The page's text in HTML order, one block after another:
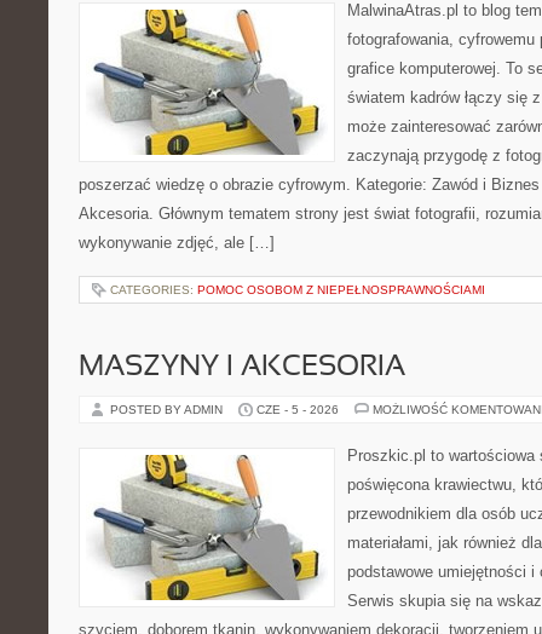
MalwinaAtras.pl to blog
fotografowania, cyfrowemu
grafice komputerowej. To
światem kadrów łączy się
może zainteresować
zaczynają przygodę z
poszerzać wiedzę o obrazie cyfrowym. Kategorie: Zawód i
Akcesoria. Głównym tematem strony jest świat fotografii,
wykonywanie zdjęć, ale […]
CATEGORIES: POMOC OSOBOM Z NIEPEŁNOSPRAWNOŚCIAMI
MASZYNY I AKCESORIA
POSTED BY ADMIN CZE - 5 - 2026 MOŻLIWOŚĆ
Proszkic.pl to wartościowa
poświęcona krawiectwu,
przewodnikiem dla osób
materiałami, jak również
podstawowe umiejętności
Serwis skupia się na
szyciem, doborem tkanin, wykonywaniem dekoracji, tworzeniem